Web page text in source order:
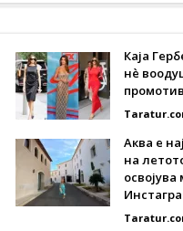
Каја
нè
Аква е
на